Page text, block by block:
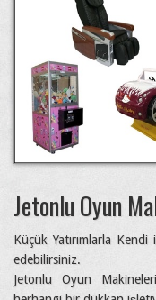
Jetonlu Oyun
Küçük Yatırımlarla
edebilirsiniz.
Jetonlu Oyun